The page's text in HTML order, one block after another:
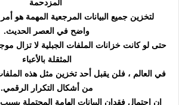
لتخزين جميع البيانات المرجعية المهمة هو
واضح في العصر الحديث.
حتى لو كانت خزانات الملفات الجبلية لا تزال
المثقلة بالأعباء
في العالم ، فلن يقبل أحد تخزين مثل هذه
من أشكال التكرار الرقمي.
إن احتمال فقدان البيانات الهامة المحتملة